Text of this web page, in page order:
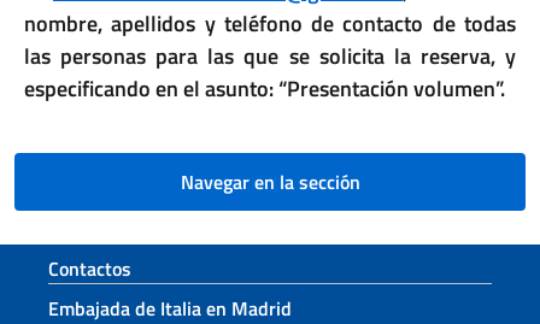
nombre, apellidos y teléfono de contacto de todas
las personas para las que se solicita la reserva, y
especificando en el asunto: “Presentación volumen”.
Navegar en la sección
Sezione footer
Contactos
Embajada de Italia en Madrid